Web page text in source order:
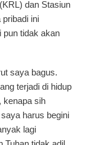
dan Stasiun
ini
pun tidak akan
saya bagus.
terjadi di hidup
kenapa sih
harus begini
lagi